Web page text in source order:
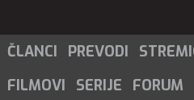
ČLANCI PREVODI
FILMOVI
SERIJE FORUM